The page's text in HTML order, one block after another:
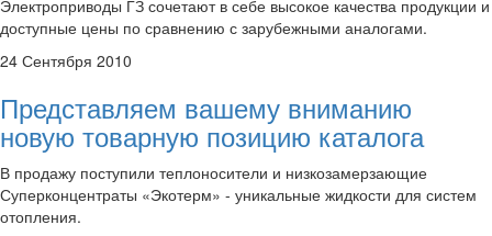
Электроприводы ГЗ сочетают в себе высокое качества продукции и
доступные цены по сравнению с зарубежными аналогами.
24 Сентября 2010
Представляем вашему вниманию
новую товарную позицию каталога
В продажу поступили теплоносители и низкозамерзающие
Суперконцентраты «Экотерм» - уникальные жидкости для систем
отопления.